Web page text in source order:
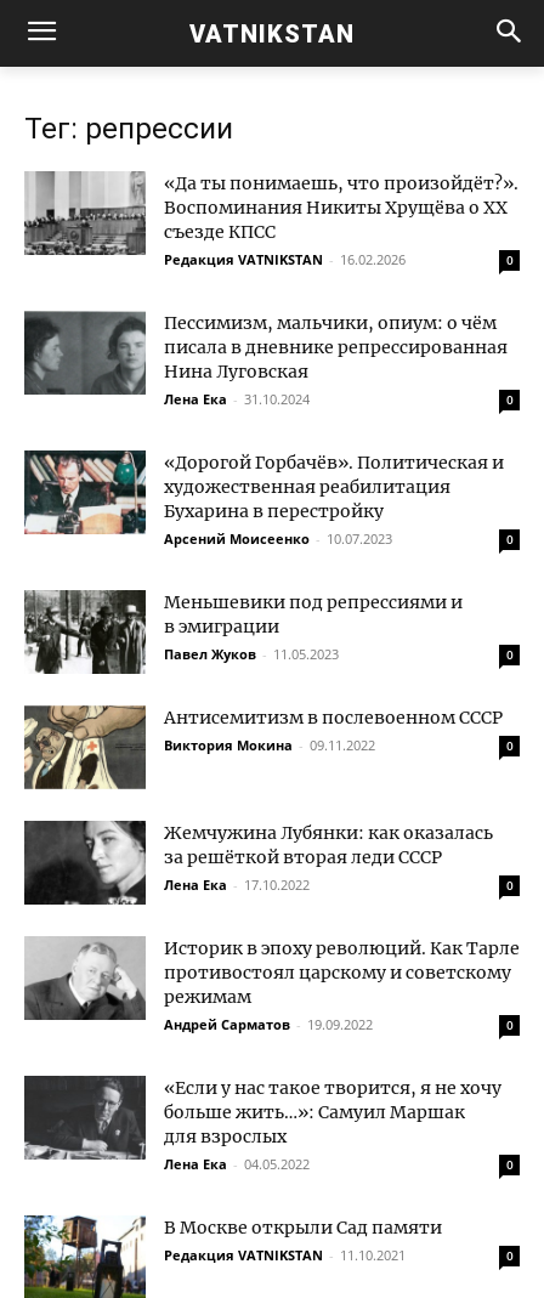
VATNIKSTAN
Тег: репрессии
«Да ты понимаешь, что произойдёт?».
Воспоминания Никиты Хрущёва о ХХ
съезде КПСС
Редакция VATNIKSTAN - 16.02.2026 0
Пессимизм, мальчики, опиум: о чём
писала в дневнике репрессированная
Нина Луговская
Лена Ека - 31.10.2024 0
«Дорогой Горбачёв». Политическая и
художественная реабилитация
Бухарина в перестройку
Арсений Моисеенко - 10.07.2023 0
Меньшевики под репрессиями и
в эмиграции
Павел Жуков - 11.05.2023 0
Антисемитизм в послевоенном СССР
Виктория Мокина - 09.11.2022 0
Жемчужина Лубянки: как оказалась
за решёткой вторая леди СССР
Лена Ека - 17.10.2022 0
Историк в эпоху революций. Как Тарле
противостоял царскому и советскому
режимам
Андрей Сарматов - 19.09.2022 0
«Если у нас такое творится, я не хочу
больше жить…»: Самуил Маршак
для взрослых
Лена Ека - 04.05.2022 0
В Москве открыли Сад памяти
Редакция VATNIKSTAN - 11.10.2021 0